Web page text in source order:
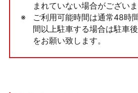
まれていない場合がございま
ご利用可能時間は通常48時
間以上駐車する場合は駐車後
をお願い致します。